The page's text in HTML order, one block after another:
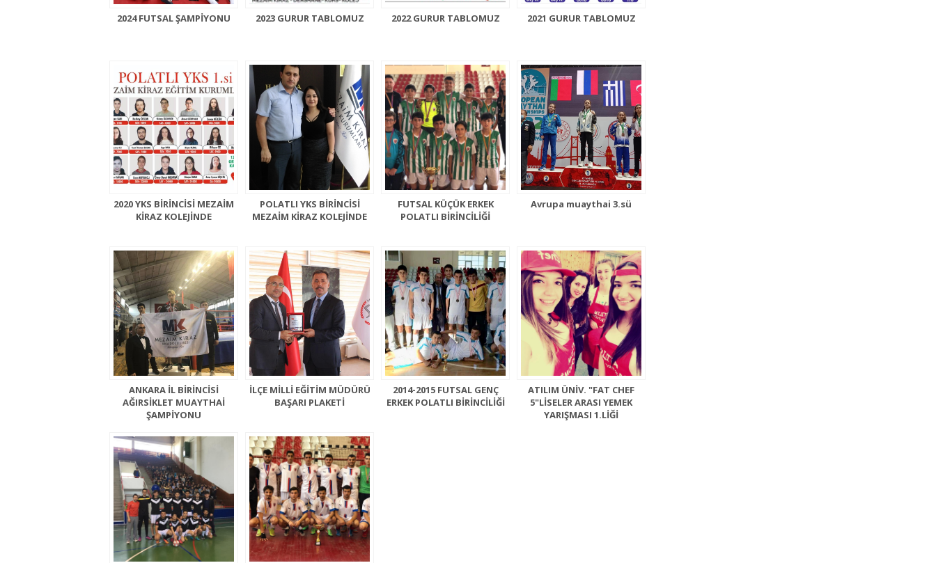
2024 FUTSAL ŞAMPİYONU 2023 GURUR TABLOMUZ 2022 GURUR TABLOMUZ 2021 GURUR TABLOMUZ
2020 YKS BİRİNCİSİ MEZAİM
KİRAZ KOLEJİNDE
POLATLI YKS BİRİNCİSİ
MEZAİM KİRAZ KOLEJİNDE
FUTSAL KÜÇÜK ERKEK
POLATLI BİRİNCİLİĞİ
Avrupa muaythai 3.sü
ANKARA İL BİRİNCİSİ
AĞIRSİKLET MUAYTHAİ
ŞAMPİYONU
İLÇE MİLLİ EĞİTİM MÜDÜRÜ
BAŞARI PLAKETİ
2014-2015 FUTSAL GENÇ
ERKEK POLATLI BİRİNCİLİĞİ
ATILIM ÜNİV. "FAT CHEF
5"LİSELER ARASI YEMEK
YARIŞMASI 1.LİĞİ